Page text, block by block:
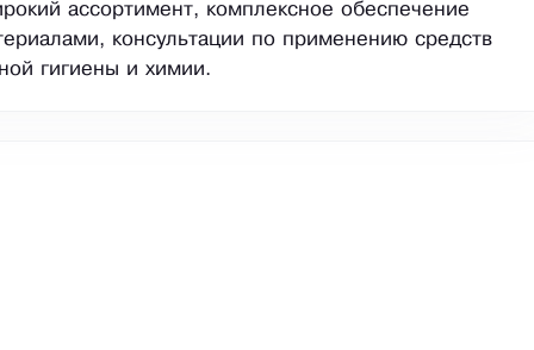
ассортимент, комплексное обеспечение
консультации по применению средств
гигиены и химии.